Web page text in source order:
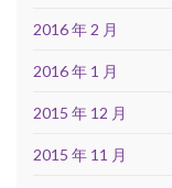
2016 年 2 月
2016 年 1 月
2015 年 12 月
2015 年 11 月